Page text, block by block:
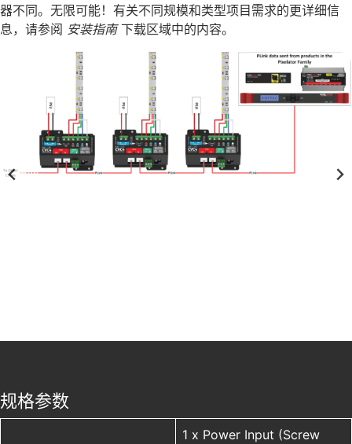
器不同。无限可能！有关不同规模和类型项目需求的更详细信
息，请参阅 安装指南下载区域中的内容。
规格参数
1 x Power Input (Screw